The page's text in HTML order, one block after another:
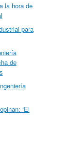
la hora de
para
de
‘El